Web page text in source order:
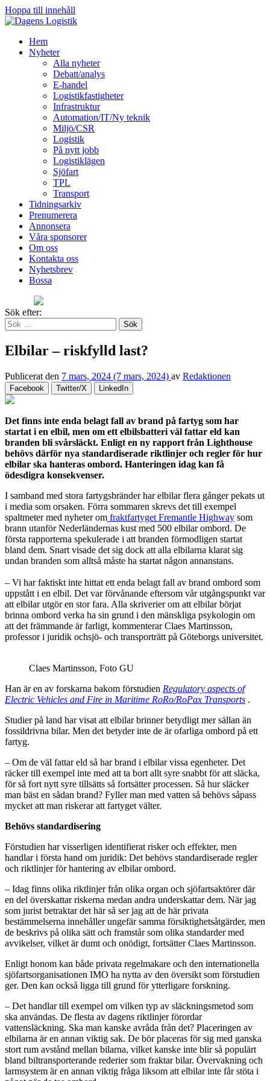
Hoppa till innehåll
Hem
Nyheter
Alla nyheter
Debatt/analys
E-handel
Logistikfastigheter
Infrastruktur
Automation/IT/Ny teknik
Miljö/CSR
Logistik
På nytt jobb
Logistiklägen
Sjöfart
TPL
Transport
Tidningsarkiv
Prenumerera
Annonsera
Våra sponsorer
Om oss
Kontakta oss
Nyhetsbrev
Bossa
Sök efter:
Elbilar – riskfylld last?
Publicerat den 7 mars, 2024 (7 mars, 2024) av Redaktionen
Facebook Twitter/X LinkedIn
Det finns inte enda belagt fall av brand på fartyg som har
startat i en elbil, men om ett elbilsbatteri väl fattar eld kan
branden bli svårsläckt. Enligt en ny rapport från Lighthouse
behövs därför nya standardiserade riktlinjer och regler för hur
elbilar ska hanteras ombord. Hanteringen idag kan få
ödesdigra konsekvenser.
I samband med stora fartygsbränder har elbilar flera gånger pekats ut
i media som orsaken. Förra sommaren skrevs det till exempel
spaltmeter med nyheter om fraktfartyget Fremantle Highway som
brann utanför Nederländernas kust med 500 elbilar ombord. De
första rapporterna spekulerade i att branden förmodligen startat
bland dem. Snart visade det sig dock att alla elbilarna klarat sig
undan branden som alltså måste ha startat någon annanstans.
– Vi har faktiskt inte hittat ett enda belagt fall av brand ombord som
uppstått i en elbil. Det var förvånande eftersom vår utgångspunkt var
att elbilar utgör en stor fara. Alla skriverier om att elbilar börjat
brinna ombord verka ha sin grund i den mänskliga psykologin om
att det främmande är farligt, kommenterar Claes Martinsson,
professor i juridik ochsjö- och transporträtt på Göteborgs universitet.
Claes Martinsson, Foto GU
Han är en av forskarna bakom förstudien Regulatory aspects of
Electric Vehicles and Fire in Maritime RoRo/RoPax Transports .
Studier på land har visat att elbilar brinner betydligt mer sällan än
fossildrivna bilar. Men det betyder inte de är ofarliga ombord på ett
fartyg.
– Om de väl fattar eld så har brand i elbilar vissa egenheter. Det
räcker till exempel inte med att ta bort allt syre snabbt för att släcka,
för så fort nytt syre tillsätts så fortsätter processen. Så hur släcker
man bäst en sådan brand? Fyller man med vatten så behövs såpass
mycket att man riskerar att fartyget välter.
Behövs standardisering
Förstudien har visserligen identifierat risker och effekter, men
handlar i första hand om juridik: Det behövs standardiserade regler
och riktlinjer för hantering av elbilar ombord.
– Idag finns olika riktlinjer från olika organ och sjöfartsaktörer där
en del överskattar riskerna medan andra underskattar dem. När jag
som jurist betraktar det här så ser jag att de här privata
bestämmelserna innehåller ungefär samma försiktighetsåtgärder, men
de beskrivs på olika sätt och framstår som olika standarder med
avvikelser, vilket är dumt och onödigt, fortsätter Claes Martinsson.
Enligt honom kan både privata regelmakare och den internationella
sjöfartsorganisationen IMO ha nytta av den översikt som förstudien
ger. Den kan också ligga till grund för ytterligare forskning.
– Det handlar till exempel om vilken typ av släckningsmetod som
ska användas. De flesta av dagens riktlinjer förordar
vattensläckning. Ska man kanske avråda från det? Placeringen av
elbilarna är en annan viktig sak. De bör placeras för sig med ganska
stort rum avstånd mellan bilarna, vilket kanske inte blir så populärt
bland biltransporterande rederier som fraktar bilar. Övervakning och
larmsystem är en annan viktig fråga liksom att elbilar inte får stöta i